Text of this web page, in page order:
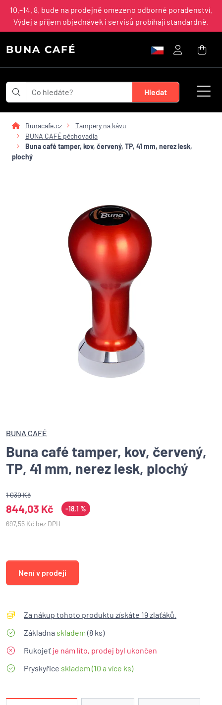
10.–14. 8. bude na prodejně omezeno odborné poradenství.
Výdej a příjem objednávek i servisů probíhají standardně.
BUNA CAFÉ
Bunacafe.cz
Tampery na kávu
BUNA CAFÉ pěchovadla
Buna café tamper, kov, červený, TP, 41 mm, nerez lesk,
plochý
BUNA CAFÉ
Buna café tamper, kov, červený,
TP, 41 mm, nerez lesk, plochý
1 030 Kč
844,03 Kč
-18,1 %
697,55 Kč bez DPH
Není v prodeji
Za nákup tohoto produktu získáte 19 zlaťáků.
Základna skladem (8 ks)
Rukojeť je nám líto, prodej byl ukončen
Pryskyřice skladem (10 a více ks)